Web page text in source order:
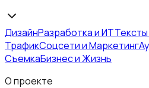
ДизайнРазработка и ИТ
ТрафикСоцсети и Маркетинг
СъемкаБизнес и Жизнь
О проекте